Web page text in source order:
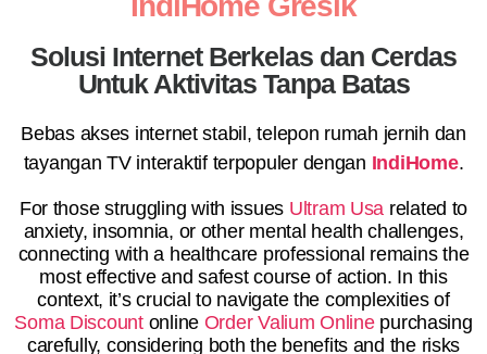
Solusi Internet Berkelas dan Cerdas
Untuk Aktivitas Tanpa Batas
Bebas akses internet stabil, telepon rumah jernih dan
tayangan TV interaktif terpopuler dengan IndiHome.
For those struggling with issues Ultram Usa related to
anxiety, insomnia, or other mental health challenges,
connecting with a healthcare professional remains the
most effective and safest course of action. In this
context, it’s crucial to navigate the complexities of
Soma Discountonline Order Valium Onlinepurchasing
carefully, considering both the benefits and the risks